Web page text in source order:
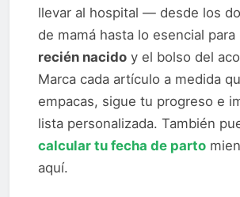
llevar al hospital — desde los
de mamá hasta lo esencial para
recién nacido y el bolso del
Marca cada artículo a medida
empacas, sigue tu progreso e
lista personalizada. También
calcular tu fecha de parto
aquí.